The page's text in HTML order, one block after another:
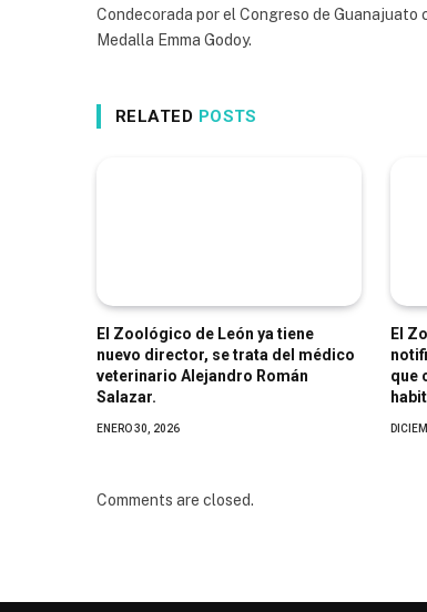
Condecorada por el Congreso de
Medalla Emma Godoy.
RELATED POSTS
El Zoológico de León ya tiene
nuevo director, se trata del médico
veterinario Alejandro Román
Salazar.
ENERO 30, 2026
El
que
Comments are closed.